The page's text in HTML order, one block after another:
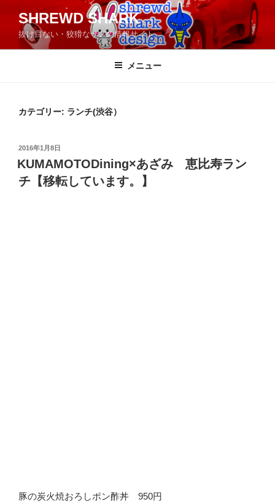
ン
SHREWD SHARK
抜け目ない・狡猾なサメの情報サイト
メニュー
カテゴリー: ランチ(渋谷）
投
稿
日:
2016年1月8日
KUMAMOTODining×あざみ 恵比寿ラン
チ【移転しています。】
豚の炭火焼おろしポン酢丼 950円